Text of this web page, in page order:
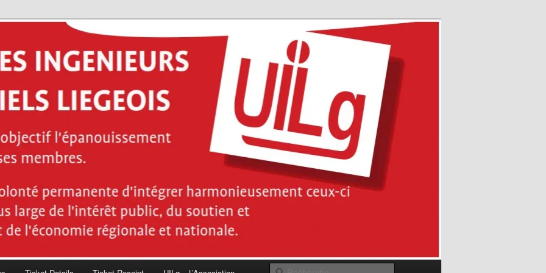
industriels Liégeois
de l'ingénieur industriel diplômés de la Haute École de la Province